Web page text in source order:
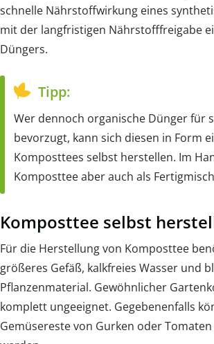
schnelle Nährstoffwirkung eines
mit der langfristigen Nährstofffreigabe
Düngers.
Tipp:
Wer dennoch organische Dünger für
bevorzugt, kann sich diesen in Form
Komposttees selbst herstellen. Im
Komposttee aber auch als
Komposttee selbst
Für die Herstellung von Komposttee
größeres Gefäß, kalkfreies Wasser und
Pflanzenmaterial. Gewöhnlicher
komplett ungeeignet. Gegebenenfalls
Gemüsereste von Gurken oder